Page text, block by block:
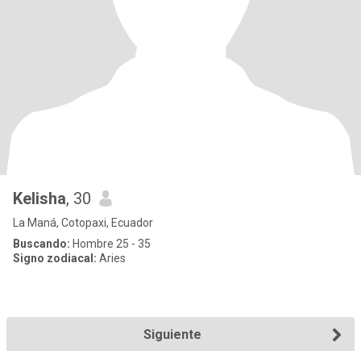
Kelisha, 30
La Maná, Cotopaxi, Ecuador
Buscando: Hombre 25 - 35
Signo zodiacal: Aries
Siguiente